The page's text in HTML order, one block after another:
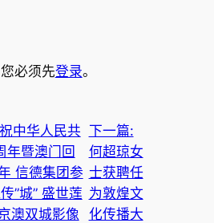
必须先登录。
中华人民共
年暨澳门回
信德集团参
”城” 盛世莲
双城影像
下一篇:
何超琼女
士获聘任
为敦煌文
化传播大